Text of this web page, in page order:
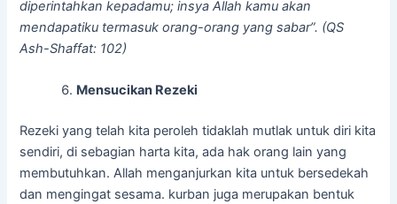
diperintahkan kepadamu; insya Allah kamu akan
mendapatiku termasuk orang-orang yang sabar”. (QS
Ash-Shaffat: 102)
Mensucikan Rezeki
Rezeki yang telah kita peroleh tidaklah mutlak untuk diri kita
sendiri, di sebagian harta kita, ada hak orang lain yang
membutuhkan. Allah menganjurkan kita untuk bersedekah
dan mengingat sesama. kurban juga merupakan bentuk